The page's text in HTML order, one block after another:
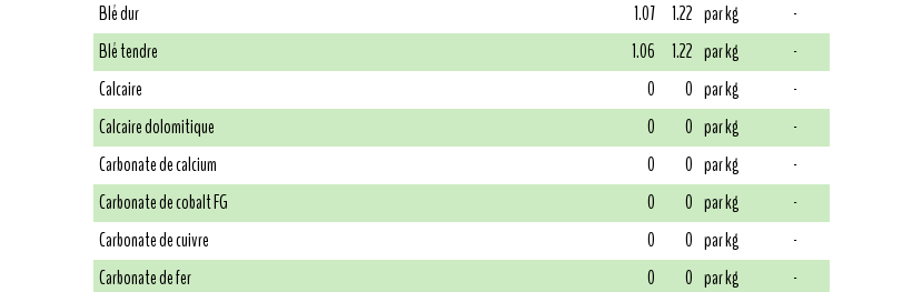
Blé dur
1.07 1.22 par kg
-
Blé tendre
1.06 1.22 par kg
-
Calcaire
0 0 par kg
-
Calcaire dolomitique
0 0 par kg
-
Carbonate de calcium
0 0 par kg
-
Carbonate de cobalt FG
0 0 par kg
-
Carbonate de cuivre
0 0 par kg
-
Carbonate de fer
0 0 par kg
-